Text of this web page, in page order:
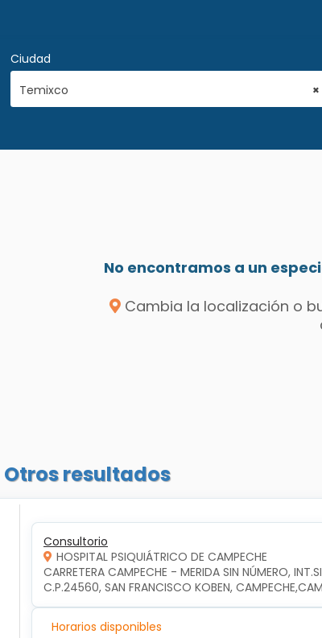
Ciudad
×
Temixco
No encontramos a un
Cambia la localización o
Otros resultados
Consultorio
HOSPITAL PSIQUIÁTRICO DE CAMPECHE
CARRETERA CAMPECHE - MERIDA SIN NÚMERO,
C.P.24560, SAN FRANCISCO KOBEN,
Horarios disponibles